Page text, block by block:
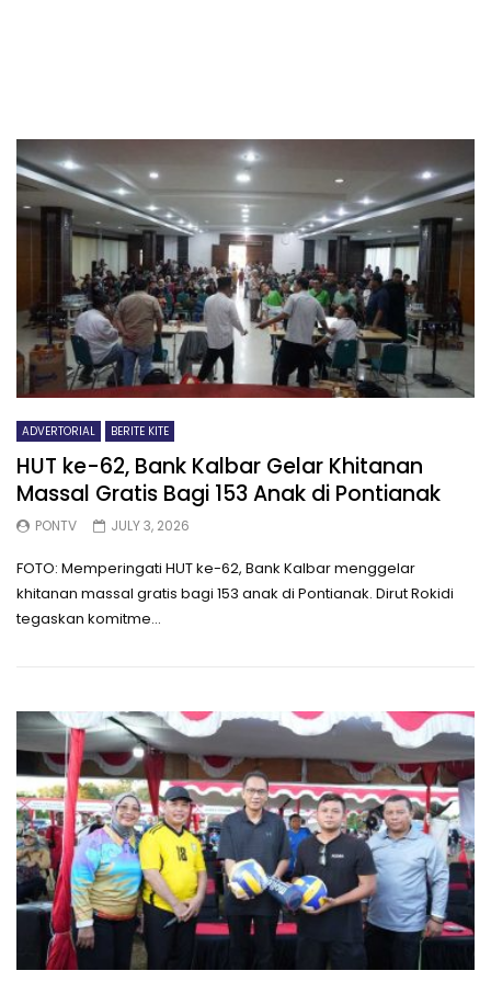
ADVERTORIAL BERITE KITE
HUT ke-62, Bank Kalbar Gelar Khitanan
Massal Gratis Bagi 153 Anak di Pontianak
PONTV JULY 3, 2026
FOTO: Memperingati HUT ke-62, Bank Kalbar menggelar
khitanan massal gratis bagi 153 anak di Pontianak. Dirut Rokidi
tegaskan komitme...